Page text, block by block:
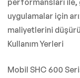
performansları
uygulamalar için
maliyetlerini
Kullanım Yerleri
Mobil SHC 600